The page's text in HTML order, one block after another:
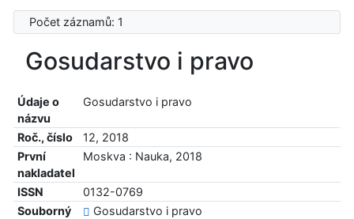
Počet záznamů: 1
Gosudarstvo i pravo
Údaje o
názvu
Gosudarstvo i pravo
Roč., číslo
12, 2018
První
nakladatel
Moskva : Nauka, 2018
ISSN
0132-0769
Souborný
Gosudarstvo i pravo